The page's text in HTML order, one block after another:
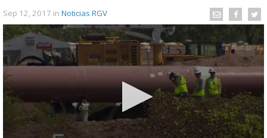
Sep 12, 2017 in Noticias RGV